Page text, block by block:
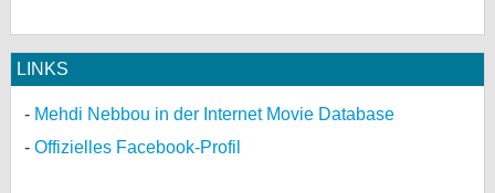
LINKS
Mehdi Nebbou in der Internet Movie Database
Offizielles Facebook-Profil